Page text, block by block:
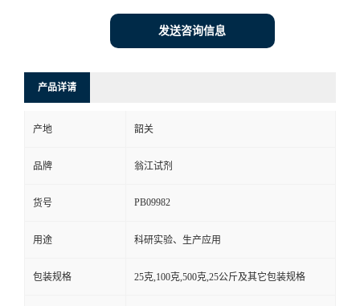
发送咨询信息
产品详请
产地 韶关
品牌 翁江试剂
货号 PB09982
用途 科研实验、生产应用
包装规格 25克,100克,500克,25公斤及其它包装规格